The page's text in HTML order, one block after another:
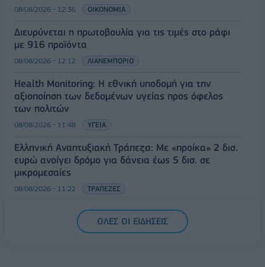
08/08/2026 - 12:36 ΟΙΚΟΝΟΜΙΑ
Διευρύνεται η πρωτοβουλία για τις τιμές στο ράφι
με 916 προϊόντα
08/08/2026 - 12:12 ΛΙΑΝΕΜΠΟΡΙΟ
Health Monitoring: Η εθνική υποδομή για την
αξιοποίηση των δεδομένων υγείας προς όφελος
των πολιτών
08/08/2026 - 11:48 ΥΓΕΙΑ
Ελληνική Αναπτυξιακή Τράπεζα: Με «προίκα» 2 δισ.
ευρώ ανοίγει δρόμο για δάνεια έως 5 δισ. σε
μικρομεσαίες
08/08/2026 - 11:22 ΤΡΑΠΕΖΕΣ
5G παντού, 6G στον ορίζοντα: Πού βρίσκεται η
Ελλάδα στη μεγάλη τεχνολογική μετάβαση
ΟΛΕΣ ΟΙ ΕΙΔΗΣΕΙΣ